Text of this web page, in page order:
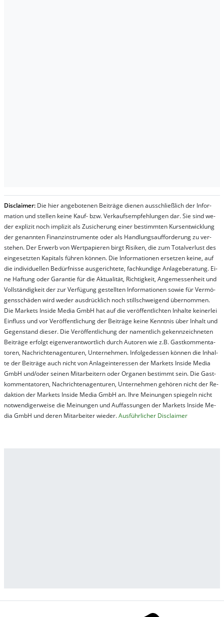
Dis­clai­mer: Die hier an­ge­bo­te­nen Bei­trä­ge die­nen aus­schließ­lich der In­for­
ma­t­ion und stel­len kei­ne Kauf- bzw. Ver­kaufs­em­pfeh­lung­en dar. Sie sind we­
der ex­pli­zit noch im­pli­zit als Zu­sich­er­ung ei­ner be­stim­mt­en Kurs­ent­wick­lung
der ge­nan­nt­en Fi­nanz­in­stru­men­te oder als Handl­ungs­auf­for­der­ung zu ver­
steh­en. Der Er­werb von Wert­pa­pier­en birgt Ri­si­ken, die zum To­tal­ver­lust des
ein­ge­setz­ten Ka­pi­tals füh­ren kön­nen. Die In­for­ma­tion­en er­setz­en kei­ne, auf
die in­di­vi­du­el­len Be­dür­fnis­se aus­ge­rich­te­te, fach­kun­di­ge An­la­ge­be­ra­tung. Ei­
ne Haf­tung oder Ga­ran­tie für die Ak­tu­ali­tät, Rich­tig­keit, An­ge­mes­sen­heit und
Vol­lständ­ig­keit der zur Ver­fü­gung ge­stel­lt­en In­for­ma­tion­en so­wie für Ver­mö­
gens­schä­den wird we­der aus­drück­lich noch stil­lschwei­gend über­nom­men.
Die Mar­kets In­side Me­dia GmbH hat auf die ver­öf­fent­lich­ten In­hal­te kei­ner­lei
Ein­fluss und vor Ver­öf­fent­lich­ung der Bei­trä­ge kei­ne Ken­nt­nis über In­halt und
Ge­gen­stand die­ser. Die Ver­öf­fent­lich­ung der na­ment­lich ge­kenn­zeich­net­en
Bei­trä­ge er­folgt ei­gen­ver­ant­wort­lich durch Au­tor­en wie z.B. Gast­kom­men­ta­
tor­en, Nach­richt­en­ag­en­tur­en, Un­ter­neh­men. In­fol­ge­des­sen kön­nen die In­hal­
te der Bei­trä­ge auch nicht von An­la­ge­in­te­res­sen der Mar­kets In­side Me­dia
GmbH und/oder sei­nen Mit­ar­bei­tern oder Or­ga­nen be­stim­mt sein. Die Gast­
kom­men­ta­tor­en, Nach­rich­ten­ag­en­tur­en, Un­ter­neh­men ge­hör­en nicht der Re­
dak­tion der Mar­kets In­side Me­dia GmbH an. Ihre Mei­nung­en spie­geln nicht
not­wen­di­ger­wei­se die Mei­nung­en und Auf­fas­sung­en der Mar­kets In­side Me­
dia GmbH und de­ren Mit­ar­bei­ter wie­der.Aus­führ­lich­er Dis­clai­mer